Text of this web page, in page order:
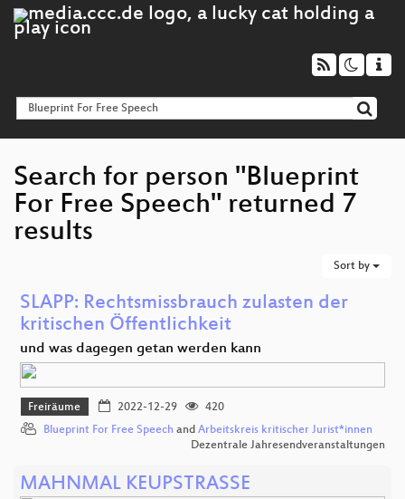
Search for person "Blueprint
For Free Speech" returned 7
results
Sort by
SLAPP: Rechtsmissbrauch zulasten der
kritischen Öffentlichkeit
und was dagegen getan werden kann
Freiräume 2022-12-29
420
Blueprint For Free Speech and Arbeitskreis kritischer Jurist*innen
Dezentrale Jahresendveranstaltungen
MAHNMAL KEUPSTRASSE